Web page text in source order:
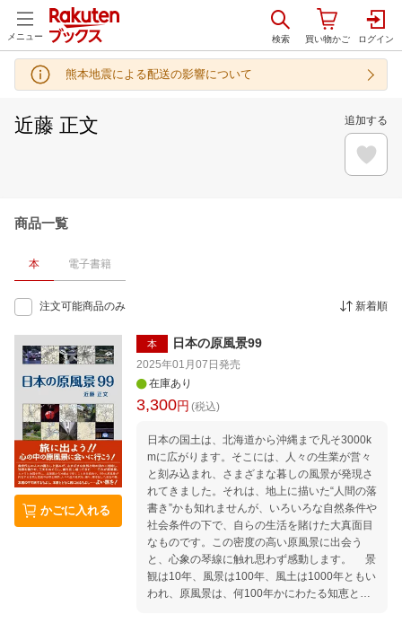
メニュー
熊本地震による配送の影響について
近藤 正文 追加する
商品一覧
本 電子書籍
注文可能商品のみ 新着順
かごに入れる
本 日本の原風景99
2025年01月07日 発売
在庫あり
3,300円 (税込)
日本の国土は、北海道から沖縄まで凡そ3000k
mに広がります。そこには、人々の生業が営々
と刻み込まれ、さまざまな暮しの風景が発現さ
れてきました。それは、地上に描いた“人間の落
書き”かも知れませんが、いろいろな自然条件や
社会条件の下で、自らの生活を賭けた大真面目
なものです。この密度の高い原風景に出会う
と、心象の琴線に触れ思わず感動します。 景
観は10年、風景は100年、風土は1000年ともい
われ、原風景は、何100年かにわたる知恵と工